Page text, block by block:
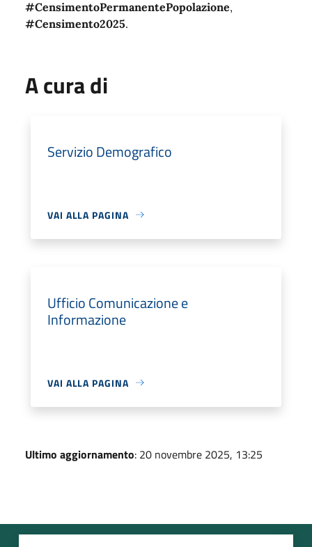
#CensimentoPermanentePopolazione,
#Censimento2025.
A cura di
Servizio Demografico
VAI ALLA PAGINA
Ufficio Comunicazione e
Informazione
VAI ALLA PAGINA
Ultimo aggiornamento: 20 novembre 2025, 13:25